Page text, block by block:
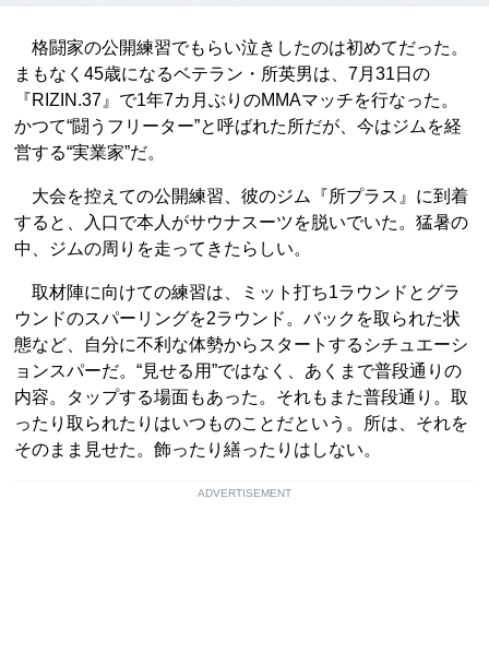
格闘家の公開練習でもらい泣きしたのは初めてだった。
まもなく45歳になるベテラン・所英男は、7月31日の
『RIZIN.37』で1年7カ月ぶりのMMAマッチを行なった。
かつて“闘うフリーター”と呼ばれた所だが、今はジムを経
営する“実業家”だ。
大会を控えての公開練習、彼のジム『所プラス』に到着
すると、入口で本人がサウナスーツを脱いでいた。猛暑の
中、ジムの周りを走ってきたらしい。
取材陣に向けての練習は、ミット打ち1ラウンドとグラ
ウンドのスパーリングを2ラウンド。バックを取られた状
態など、自分に不利な体勢からスタートするシチュエーシ
ョンスパーだ。“見せる用”ではなく、あくまで普段通りの
内容。タップする場面もあった。それもまた普段通り。取
ったり取られたりはいつものことだという。所は、それを
そのまま見せた。飾ったり繕ったりはしない。
ADVERTISEMENT